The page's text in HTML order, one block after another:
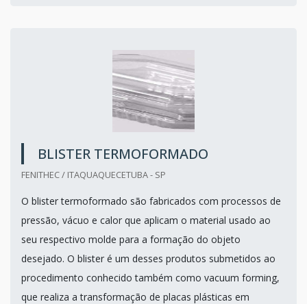
BLISTER TERMOFORMADO
FENITHEC / ITAQUAQUECETUBA - SP
O blister termoformado são fabricados com processos de
pressão, vácuo e calor que aplicam o material usado ao
seu respectivo molde para a formação do objeto
desejado. O blister é um desses produtos submetidos ao
procedimento conhecido também como vacuum forming,
que realiza a transformação de placas plásticas em